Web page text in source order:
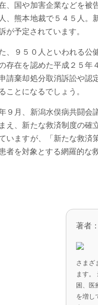
、国や加害企業などを被
、熊本地裁で５４５人。
が予定されています。
、９５０人といわれる公
存在を認めた平成２５年
請棄却処分取消訴訟や認
ことになるでしょう。
９月、新潟水俣病共闘会
え、新たな救済制度の確
いますが、「新たな救済
者を対象とする網羅的な
著者：
さまざ
ます。
困、医
を増し